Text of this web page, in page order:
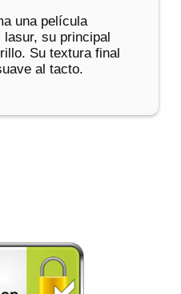
una película
su principal
Su textura final
al tacto.